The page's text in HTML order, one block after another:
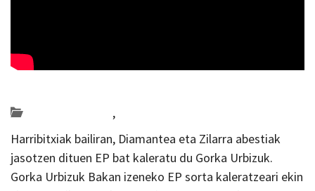
,
Harribitxiak bailiran, Diamantea eta Zilarra abestiak
jasotzen dituen EP bat kaleratu du Gorka Urbizuk.
Gorka Urbizuk Bakan izeneko EP sorta kaleratzeari ekin